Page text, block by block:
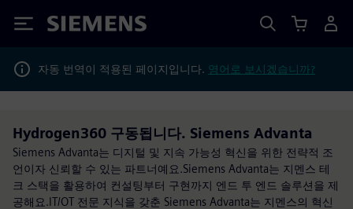
Siemens
자동 번역이 적용된 페이지입니다. 영어로 보시겠습니까?
Hydrogen360 구동됩니다. Siemens Advanta
Siemens Advanta는 디지털 및 지속 가능성 혁신을 위한 전략적 조
언이자 신뢰할 수 있는 파트너예요.Siemens Advanta는 지멘스 테
크 스택을 활용하여 컨설팅부터 구현까지 엔드 투 엔드 솔루션을 제
공해요.IT/OT 전문 지식을 갖춘 Siemens Advanta는 지멘스의 혁신